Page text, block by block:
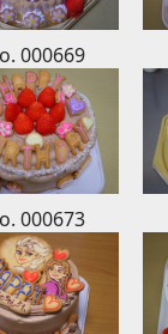
000669
000673